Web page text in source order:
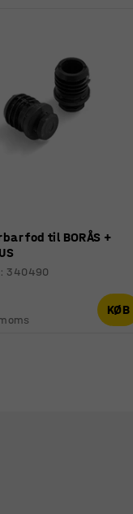
fod til BORÅS +
: 340490
KØB